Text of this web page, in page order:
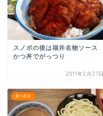
スノボの後は福井名物ソース
かつ丼でがっつり
2011年2月27日
食べ歩き